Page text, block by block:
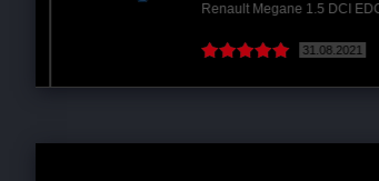
Renault Megane 1.5 DCI EDC
31.08.2021